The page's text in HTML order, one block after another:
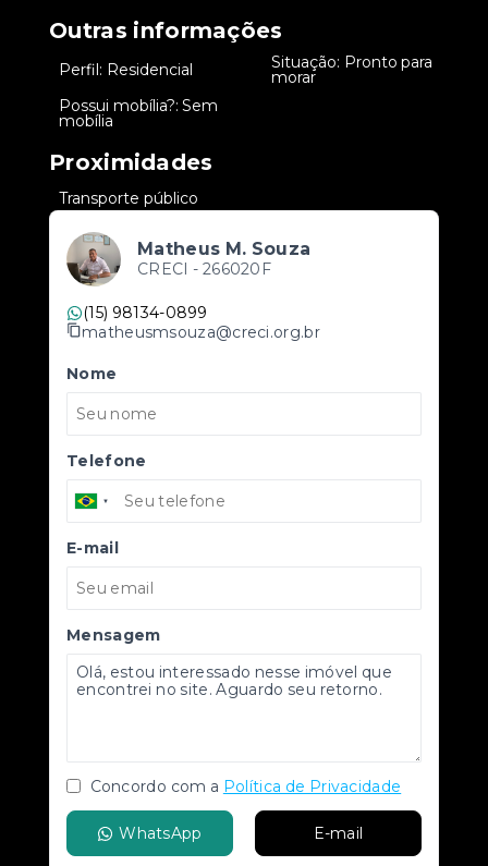
Outras informações
Perfil: Residencial Situação: Pronto para
morar
Possui mobília?: Sem
mobília
Proximidades
Transporte público
Matheus M. Souza
CRECI - 266020F
(15) 98134-0899
matheusmsouza@creci.org.br
Nome
Telefone
E-mail
Mensagem
Concordo com a Política de Privacidade
WhatsApp E-mail